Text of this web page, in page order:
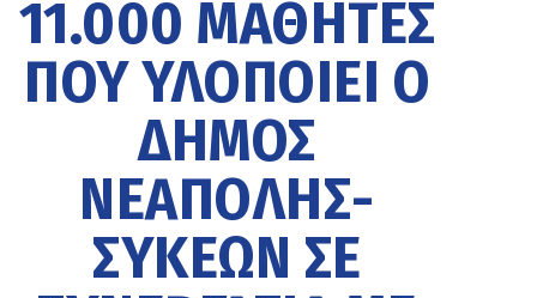
11.000 ΜΑΘΗΤΈΣ
ΠΟΥ ΥΛΟΠΟΙΕΊ Ο
ΔΉΜΟΣ
ΝΕΆΠΟΛΗΣ-
ΣΥΚΕΏΝ ΣΕ